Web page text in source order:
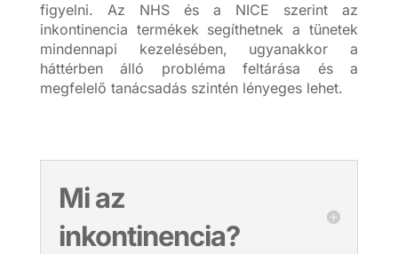
figyelni. Az NHS és a NICE szerint az
inkontinencia termékek segíthetnek a tünetek
mindennapi kezelésében, ugyanakkor a
háttérben álló probléma feltárása és a
megfelelő tanácsadás szintén lényeges lehet.
Mi az
inkontinencia?